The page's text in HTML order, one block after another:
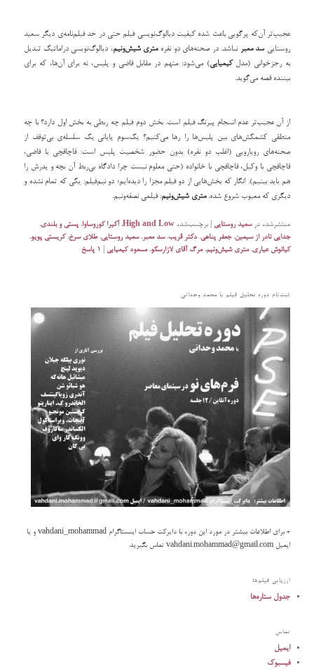
عجیب‌تر آن‌که پرگویی باعث شده کیفیت دیالوگ‌نویسی فیلم حتی در حد فیلم‌نامه‌ی دیگر سعید
روستایی سد معبر نباشد. در صحنه‌های دو نفرهمتری شیش‌ونیم، دیالوگ‌نویسی دراماتیک تبدیل
به رجزخوانی (مدلکیمیایی) می‌شود: متهم در مقابل قاضی و پلیس، نه برای آن‌ها، که برای
بیننده قصه می‌گوید. ‌
از آن عجیب‌تر عدم انسجام پیرنگ فیلم است. بخش دوم فیلم چه ربطی به بخش اول دارد؟ با چه
منطقی کشمکش‌های بین پلیس‌ها را رها می‌کنیم؟ یک‌سوم پایانی یک سلسله‌ی بی‌توقف از
صحنه‌های رویارویی (اغلب دو نفره) بدون حضور شخصیت پلیس است: قاچاقچی با قاضی،
قاچاقچی با وکیل، قاچاقچی با خانواده (حتی معلوم نیست چرا دادگاه بی‌ربط آن بچه و پدرش را
هم باید بینیم)‌. انگار که بخش‌هایی از دو فیلم مجزا را دیده‌ایم؛ ‌دو نیم‌فیلم: یکی که تمام نشده و
دیگری که معیوب شروع شده.متری شیش‌ونیم: فیلمی نصفه‌ونیم.
منتشرشده در سعید روستایی |برچسب‌شده High and Low،آکیرا کوروساوا،پستی و بلندی،
جدایی نادر از سیمین،جعفر پناهی،دکتر قریب،سد معبر،سعید روستایی،طلای سرخ،کریستی پویو،
کیانوش عیاری،متری شیش‌ونیم،مرگ آقای لازارسکو،مسعود کیمیایی ۱ پاسخ
ثبت‌نام دوره تحلیل فیلم با محمد وحدانی
+ برای اطلاعات بیشتر در مورد این دوره با دایرکت حساب اینستاگرام vahdani_mohammad و یا
ایمیل ‌‌‌vahdani.mohammad@gmail.com تماس بگیرید.
ارزیابی فیلم‌ها
جدول ستاره‌ها
تماس
ایمیل
فیسبوک